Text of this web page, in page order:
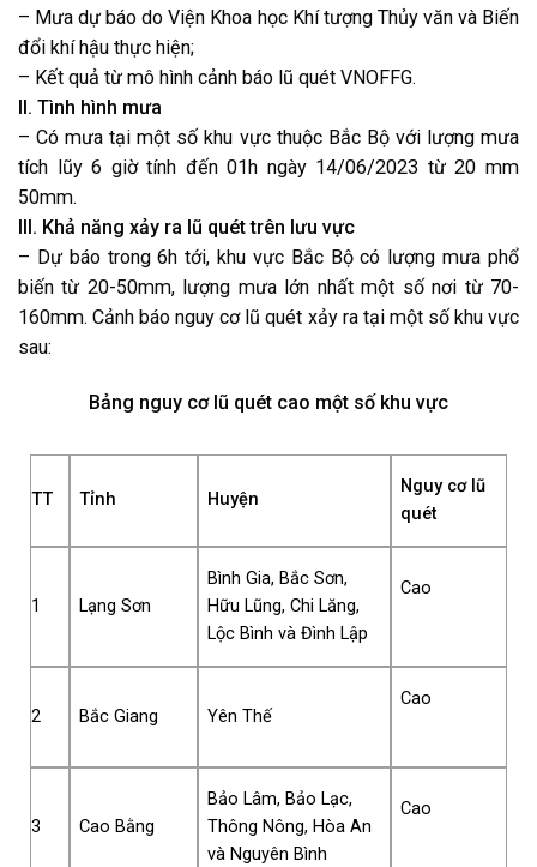
– Mưa dự báo do Viện Khoa học Khí tượng Thủy văn và Biến
đổi khí hậu thực hiện;
– Kết quả từ mô hình cảnh báo lũ quét VNOFFG.
II. Tình hình mưa
– Có mưa tại một số khu vực thuộc Bắc Bộ với lượng mưa
tích lũy 6 giờ tính đến 01h ngày 14/06/2023 từ 20 mm
50mm.
III. Khả năng xảy ra lũ quét trên lưu vực
– Dự báo trong 6h tới, khu vực Bắc Bộ có lượng mưa phổ
biến từ 20-50mm, lượng mưa lớn nhất một số nơi từ 70-
160mm. Cảnh báo nguy cơ lũ quét xảy ra tại một số khu vực
sau:
Bảng nguy cơ lũ quét cao một số khu vực
TT Tỉnh Huyện
Nguy cơ lũ
quét
1 Lạng Sơn
Bình Gia, Bắc Sơn,
Hữu Lũng, Chi Lăng,
Lộc Bình và Đình Lập
Cao
2 Bắc Giang Yên Thế
Cao
3 Cao Bằng
Bảo Lâm, Bảo Lạc,
Thông Nông, Hòa An
và Nguyên Bình
Cao